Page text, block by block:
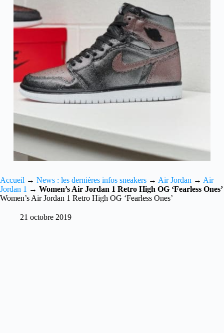
Accueil → News : les dernières infos sneakers → Air Jordan → Air
Jordan 1 → Women’s Air Jordan 1 Retro High OG ‘Fearless Ones’
Women’s Air Jordan 1 Retro High OG ‘Fearless Ones’
21 octobre 2019